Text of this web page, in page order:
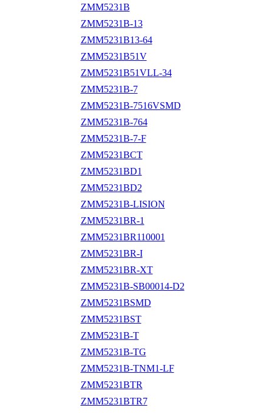
ZMM5231B
ZMM5231B-13
ZMM5231B13-64
ZMM5231B51V
ZMM5231B51VLL-34
ZMM5231B-7
ZMM5231B-7516VSMD
ZMM5231B-764
ZMM5231B-7-F
ZMM5231BCT
ZMM5231BD1
ZMM5231BD2
ZMM5231B-LISION
ZMM5231BR-1
ZMM5231BR110001
ZMM5231BR-I
ZMM5231BR-XT
ZMM5231B-SB00014-D2
ZMM5231BSMD
ZMM5231BST
ZMM5231B-T
ZMM5231B-TG
ZMM5231B-TNM1-LF
ZMM5231BTR
ZMM5231BTR7